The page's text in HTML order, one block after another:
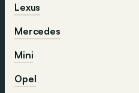
Lexus
Mercedes
Mini
Opel